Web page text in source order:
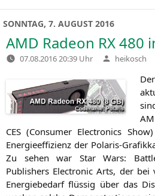
SONNTAG, 7. AUGUST 2016
AMD Radeon RX480
07.08.2016 20:39 Uhr Verfasst
von
heikosch
CES (Con­su­mer Elec­tro­nics
Ener­gie­ef­fi­zi­enz der Pola­ris-
Zu sehen war Star Wars:
Publishers Elec­tro­nic Arts, der bei
Ener­gie­be­darf flüs­sig über das